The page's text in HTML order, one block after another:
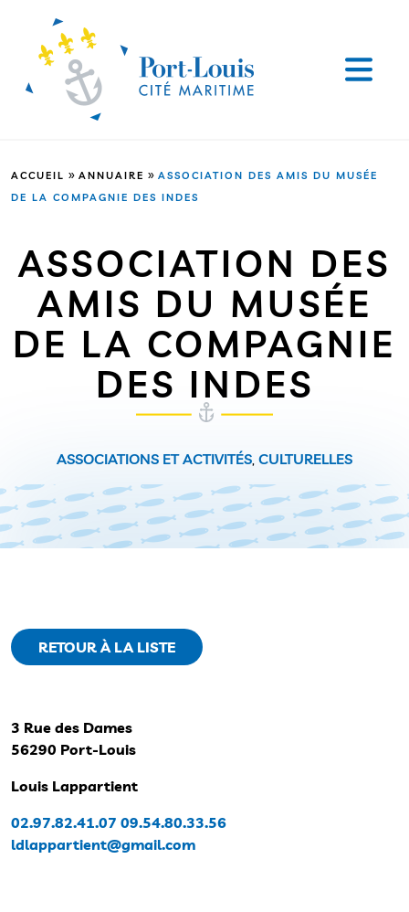
ACCUEIL » ANNUAIRE » ASSOCIATION DES AMIS DU MUSÉE
DE LA COMPAGNIE DES INDES
ASSOCIATION DES
AMIS DU MUSÉE
DE LA COMPAGNIE
DES INDES
ASSOCIATIONS ET ACTIVITÉS, CULTURELLES
RETOUR À LA LISTE
3 Rue des Dames
56290 Port-Louis
Louis Lappartient
02.97.82.41.07 09.54.80.33.56
ldlappartient@gmail.com